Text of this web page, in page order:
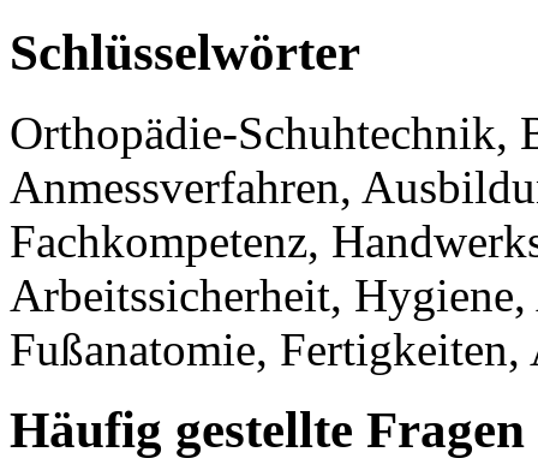
Schlüsselwörter
Orthopädie-Schuhtechnik,
Anmessverfahren,
Fachkompetenz,
Arbeitssicherheit,
Fußanatomie,
Häufig gestellte Fragen